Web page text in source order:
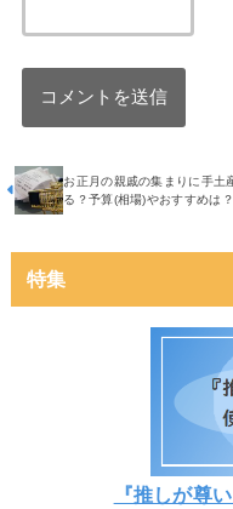
お正月の親戚の集まりに手土
る？予算(相場)やおすすめは？
特集
『推しが尊